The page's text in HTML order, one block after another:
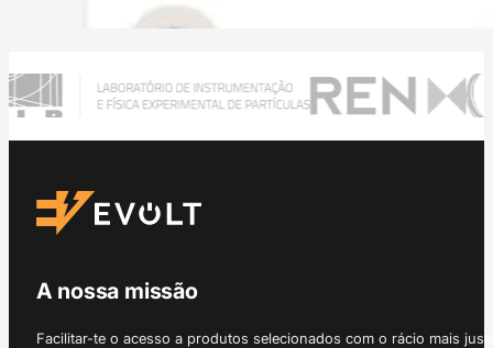
A nossa missão
Facilitar-te o acesso a produtos selecionados com o rácio mais